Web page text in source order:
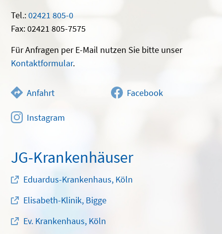
Tel.:02421 805-0
Fax: 02421 805-7575
Für Anfragen per E-Mail nutzen Sie bitte unser
Kontaktformular.
Anfahrt Facebook
Instagram
JG-Krankenhäuser
Eduardus-Krankenhaus, Köln
Elisabeth-Klinik, Bigge
Ev. Krankenhaus, Köln